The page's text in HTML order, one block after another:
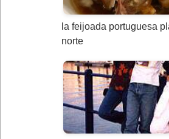
la feijoada portuguesa
norte